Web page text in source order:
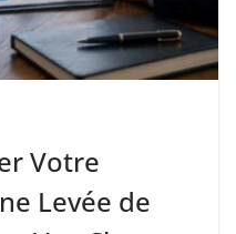
Votre
Levée de